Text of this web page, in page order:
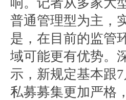
普通管理型为主，
是，在目前的监管
域可能更有优势。
示，新规定基本跟
私募募集更加严格